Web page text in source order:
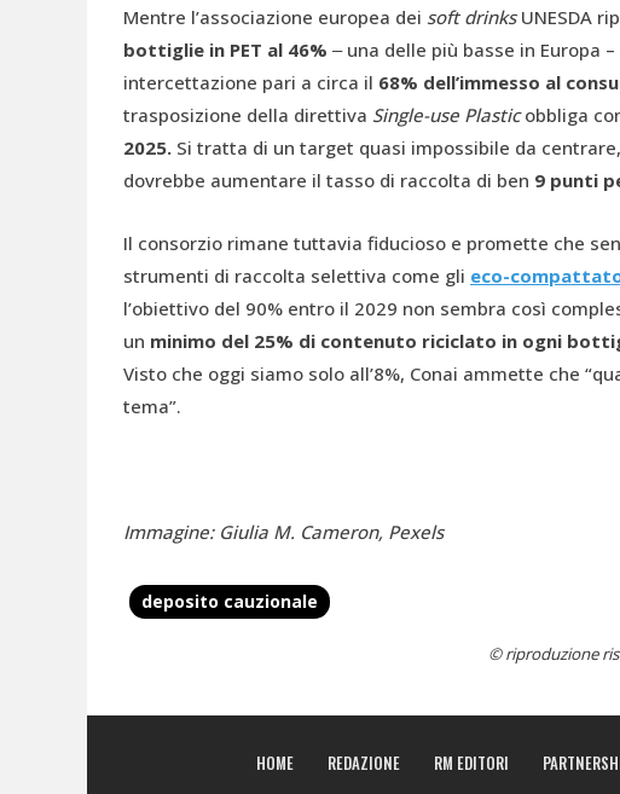
Mentre l’associazione europea dei soft drinksUNESDA
bottiglie in PET al 46% ‒ una delle più basse in Europa
intercettazione pari a circa il 68% dell’immesso al
trasposizione della direttiva Single-use Plasticobbliga
2025. Si tratta di un target quasi impossibile da
dovrebbe aumentare il tasso di raccolta di ben 9 punti
Il consorzio rimane tuttavia fiducioso e promette che
strumenti di raccolta selettiva come gli eco-
l’obiettivo del 90% entro il 2029 non sembra così
un minimo del 25% di contenuto riciclato in ogni
Visto che oggi siamo solo all’8%, Conai ammette che
tema”.
Immagine: Giulia M. Cameron, Pexels
deposito cauzionale
© riproduzione
HOME REDAZIONE RM EDITORI